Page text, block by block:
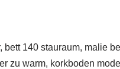
140 stauraum, malie
zu warm, korkboden